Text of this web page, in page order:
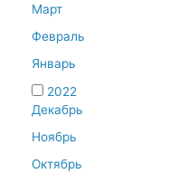
Март
Февраль
Январь
2022
Декабрь
Ноябрь
Октябрь